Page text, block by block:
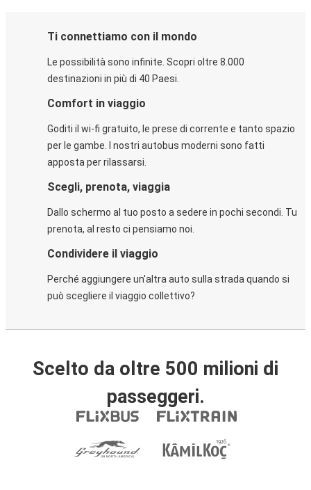
Ti connettiamo con il mondo
Le possibilità sono infinite. Scopri oltre 8.000
destinazioni in più di 40 Paesi.
Comfort in viaggio
Goditi il wi-fi gratuito, le prese di corrente e tanto spazio
per le gambe. I nostri autobus moderni sono fatti
apposta per rilassarsi.
Scegli, prenota, viaggia
Dallo schermo al tuo posto a sedere in pochi secondi. Tu
prenota, al resto ci pensiamo noi.
Condividere il viaggio
Perché aggiungere un'altra auto sulla strada quando si
può scegliere il viaggio collettivo?
Scelto da oltre 500 milioni di
passeggeri.